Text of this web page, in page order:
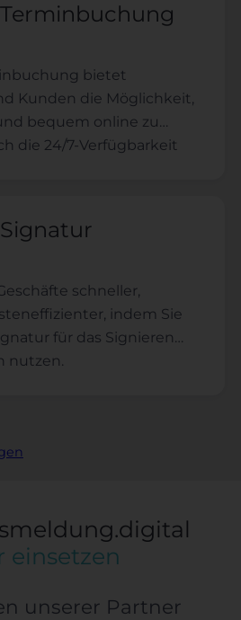
bietet
Kunden die Möglichkeit,
bequem online zu
die 24/7-Verfügbarkeit
steigert die Effizienz,
schneller,
indem Sie
für das Signieren
nutzen.
einsetzen
unserer Partner